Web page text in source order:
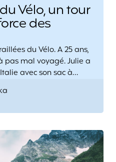
Vélo, un tour
des
du Vélo. A 25 ans,
pas mal voyagé. Julie a
avec son sac à…